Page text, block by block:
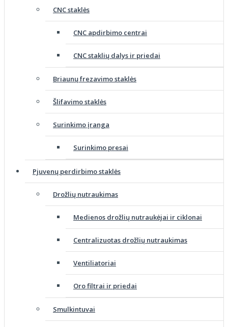
CNC staklės
CNC apdirbimo centrai
CNC staklių dalys ir priedai
Briaunų frezavimo staklės
Šlifavimo staklės
Surinkimo įranga
Surinkimo presai
Pjuvenų perdirbimo staklės
Drožlių nutraukimas
Medienos drožlių nutraukėjai ir ciklonai
Centralizuotas drožlių nutraukimas
Ventiliatoriai
Oro filtrai ir priedai
Smulkintuvai